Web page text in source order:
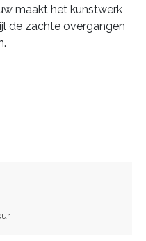
maakt het kunstwerk
de zachte overgangen